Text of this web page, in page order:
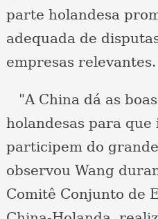
parte holandesa
adequada de
empresas relevantes.
"A China dá as
holandesas para
participem do
observou Wang
Comitê Conjunto de